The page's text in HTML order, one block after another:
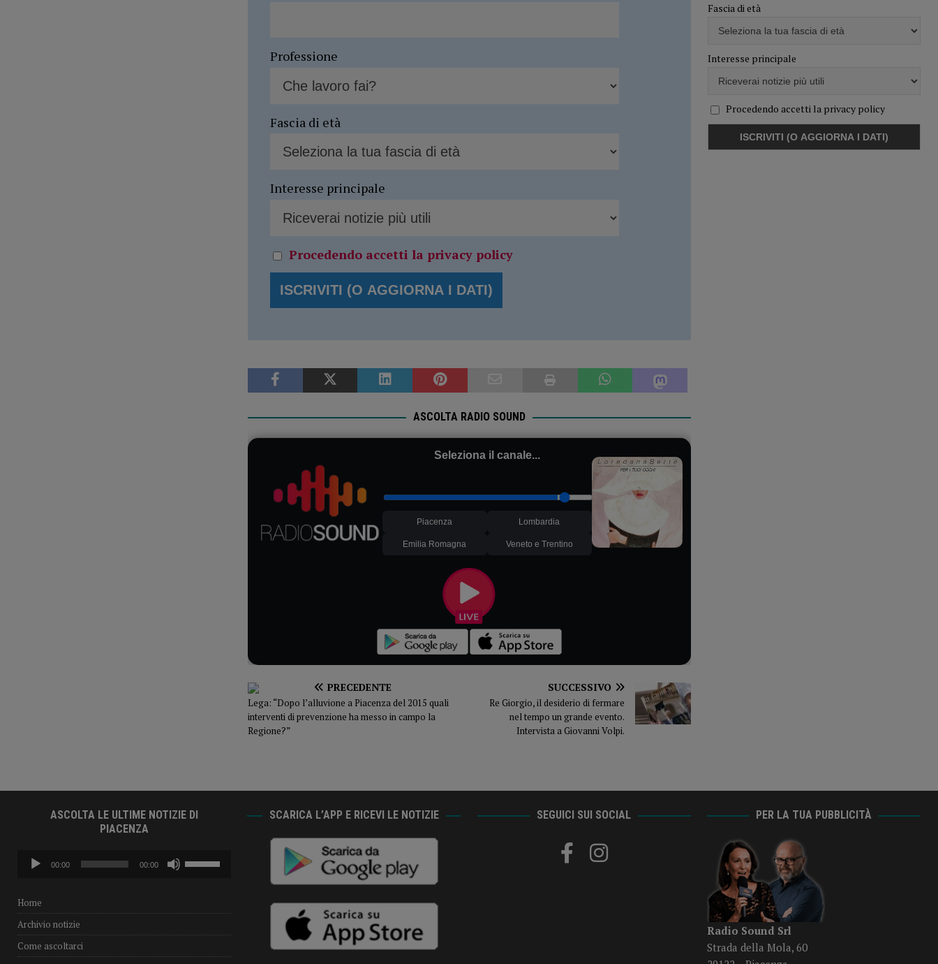
Professione
Fascia di età
Interesse principale
Procedendo accetti la privacy policy
ASCOLTA RADIO SOUND
Seleziona il canale...
Piacenza Lombardia
Emilia Romagna Veneto e Trentino
PRECEDENTE
Lega: “Dopo l’alluvione a Piacenza del 2015 quali
interventi di prevenzione ha messo in campo la
Regione?”
SUCCESSIVO
Re Giorgio, il desiderio di fermare
nel tempo un grande evento.
Intervista a Giovanni Volpi.
Fascia di età
Interesse principale
Procedendo accetti la privacy policy
ASCOLTA LE ULTIME NOTIZIE DI
PIACENZA
Audio
Player
00:00 00:00
i
su/giù
Home
Archivio notizie
Come ascoltarci
SCARICA L’APP E RICEVI LE NOTIZIE SEGUICI SUI SOCIAL PER LA TUA PUBBLICITÀ
Radio Sound Srl
Strada della Mola, 60